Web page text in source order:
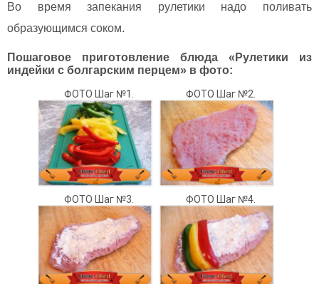
Во время запекания рулетики надо поливать
образующимся соком.
Пошаговое приготовление блюда «Рулетики из
индейки с болгарским перцем» в фото:
ФОТО Шаг №1. ФОТО Шаг №2.
ФОТО Шаг №3. ФОТО Шаг №4.